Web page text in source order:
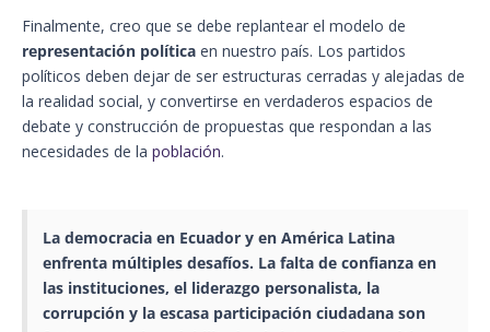
Finalmente, creo que se debe replantear el modelo de
representación política en nuestro país. Los partidos
políticos deben dejar de ser estructuras cerradas y alejadas de
la realidad social, y convertirse en verdaderos espacios de
debate y construcción de propuestas que respondan a las
necesidades de la población.
La democracia en Ecuador y en América Latina
enfrenta múltiples desafíos. La falta de confianza en
las instituciones, el liderazgo personalista, la
corrupción y la escasa participación ciudadana son